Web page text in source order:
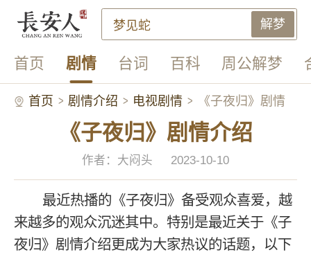
解梦
首页 剧情 台词 百科 周公解梦
首页 剧情介绍 电视剧情 《子夜归》剧情
介绍
《子夜归》剧情介绍
作者：大闷头 2023-10-10
最近热播的《子夜归》备受观众喜爱，越
来越多的观众沉迷其中。特别是最近关于《子
夜归》剧情介绍更成为大家热议的话题，以下